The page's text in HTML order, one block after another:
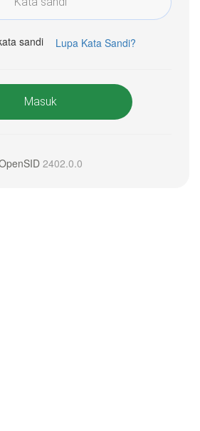
sandi Lupa Kata Sandi?
Masuk
2402.0.0